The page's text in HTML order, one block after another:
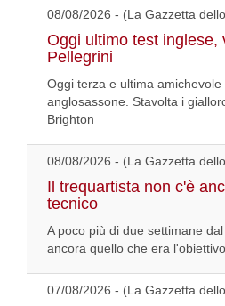
08/08/2026 - (La Gazzetta
Oggi ultimo test inglese,
Pellegrini
Oggi terza e ultima
anglosassone. Stavolta i
Brighton
08/08/2026 - (La Gazzetta
Il trequartista non c'è
tecnico
A poco più di due settimane
ancora quello che era
07/08/2026 - (La Gazzetta